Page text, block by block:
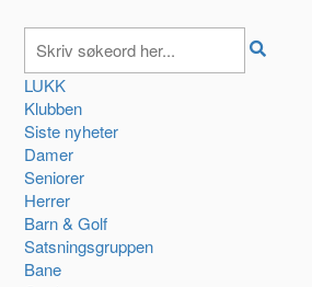
LUKK
Klubben
Siste nyheter
Damer
Seniorer
Herrer
Barn & Golf
Satsningsgruppen
Bane